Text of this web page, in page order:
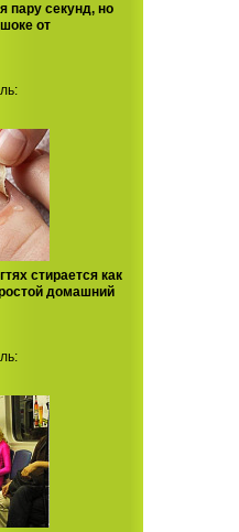
пару секунд, но
от
стирается как
домашний